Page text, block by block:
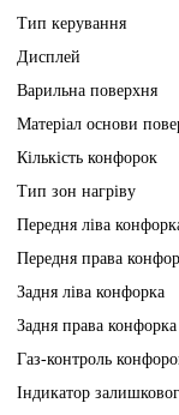
Тип керування
Дисплей
Варильна поверхня
Матеріал основи
Кількість конфорок
Тип зон нагріву
Передня ліва
Передня права
Задня ліва конфорка
Задня права конфорка
Газ-контроль
Індикатор